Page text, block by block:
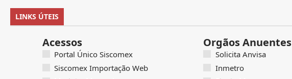
LINKS ÚTEIS
Acessos
Portal Único Siscomex
Siscomex Importação Web
Orgãos Anuentes
Solicita Anvisa
Inmetro